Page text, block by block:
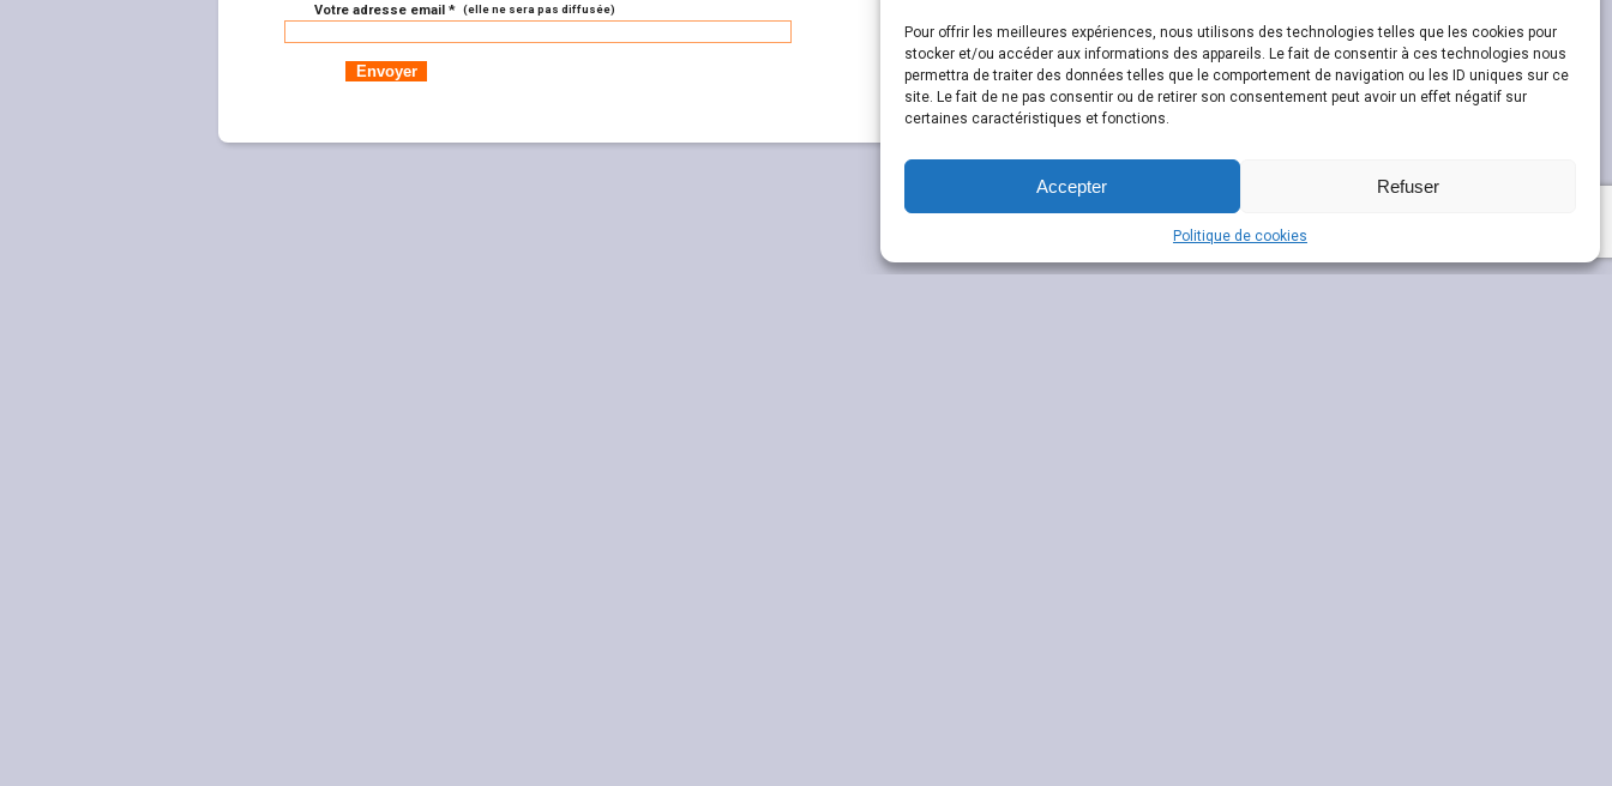
Pour offrir les meilleures expériences, nous utilisons des technologies telles que les cookies pour
stocker et/ou accéder aux informations des appareils. Le fait de consentir à ces technologies nous
permettra de traiter des données telles que le comportement de navigation ou les ID uniques sur ce
site. Le fait de ne pas consentir ou de retirer son consentement peut avoir un effet négatif sur
certaines caractéristiques et fonctions.
Accepter Refuser
Politique de cookies
Votre adresse email * (elle ne sera pas diffusée)